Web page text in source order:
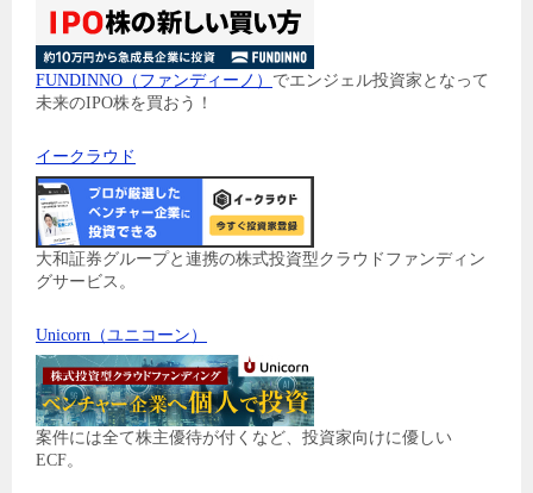
FUNDINNO（ファンディーノ） でエンジェル投資家となって
未来のIPO株を買おう！
イークラウド
大和証券グループと連携の株式投資型クラウドファンディン
グサービス。
Unicorn（ユニコーン）
案件には全て株主優待が付くなど、投資家向けに優しい
ECF。